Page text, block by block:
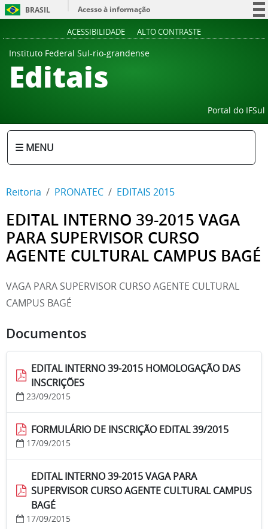
BRASIL
Acesso à informação
ACESSIBILIDADE ALTO CONTRASTE
Instituto Federal Sul-rio-grandense
Editais
Portal do IFSul
☰ MENU
Reitoria PRONATEC EDITAIS 2015
EDITAL INTERNO 39-2015 VAGA
PARA SUPERVISOR CURSO
AGENTE CULTURAL CAMPUS BAGÉ
VAGA PARA SUPERVISOR CURSO AGENTE CULTURAL
CAMPUS BAGÉ
Documentos
EDITAL INTERNO 39-2015 HOMOLOGAÇÃO DAS
INSCRIÇÕES
23/09/2015
FORMULÁRIO DE INSCRIÇÃO EDITAL 39/2015
17/09/2015
EDITAL INTERNO 39-2015 VAGA PARA
SUPERVISOR CURSO AGENTE CULTURAL CAMPUS
BAGÉ
17/09/2015